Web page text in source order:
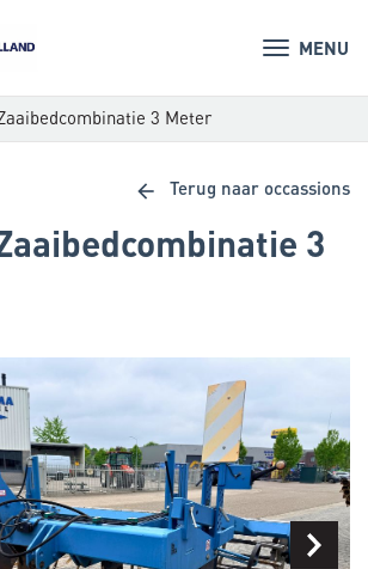
MENU
3 Meter
3
arrow_back Terug naar occassions